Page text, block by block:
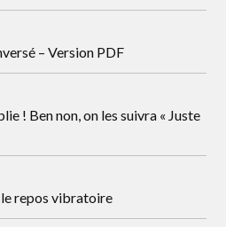
– Version PDF
! Ben non, on les suivra « Juste
le repos vibratoire